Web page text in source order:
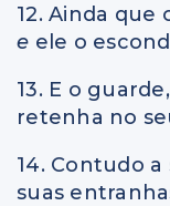
12. Ainda que
e ele o
13. E o
retenha no
14. Contudo
suas